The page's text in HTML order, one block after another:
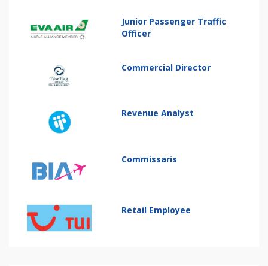
Junior Passenger Traffic
Officer
Commercial Director
Revenue Analyst
Commissaris
Retail Employee